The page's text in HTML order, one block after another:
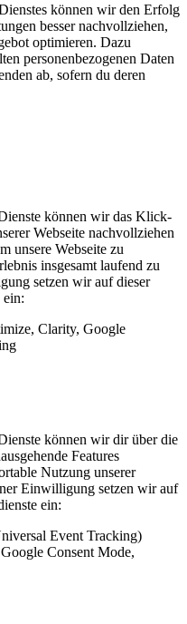
können wir den Erfolg
besser nachvollziehen,
optimieren. Dazu
personenbezogenen Daten
ab, sofern du deren
können wir das Klick-
Webseite nachvollziehen
unsere Webseite zu
insgesamt laufend zu
setzen wir auf dieser
ein:
Clarity, Google
können wir dir über die
Features
Nutzung unserer
Einwilligung setzen wir auf
ein:
Event Tracking)
Consent Mode,